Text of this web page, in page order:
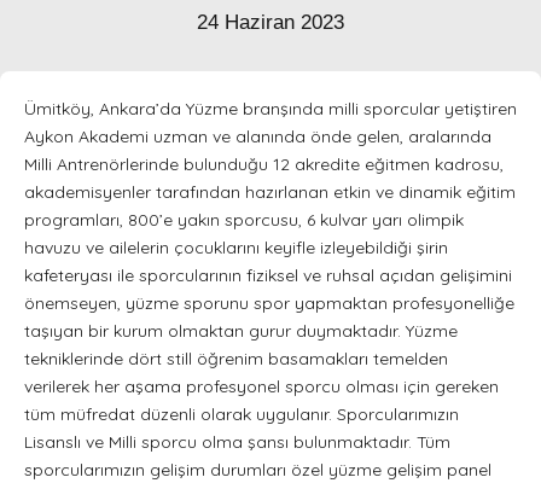
24 Haziran 2023
Ümitköy, Ankara’da Yüzme branşında milli sporcular yetiştiren
Aykon Akademi uzman ve alanında önde gelen, aralarında
Milli Antrenörlerinde bulunduğu 12 akredite eğitmen kadrosu,
akademisyenler tarafından hazırlanan etkin ve dinamik eğitim
programları, 800’e yakın sporcusu, 6 kulvar yarı olimpik
havuzu ve ailelerin çocuklarını keyifle izleyebildiği şirin
kafeteryası ile sporcularının fiziksel ve ruhsal açıdan gelişimini
önemseyen, yüzme sporunu spor yapmaktan profesyonelliğe
taşıyan bir kurum olmaktan gurur duymaktadır. Yüzme
tekniklerinde dört still öğrenim basamakları temelden
verilerek her aşama profesyonel sporcu olması için gereken
tüm müfredat düzenli olarak uygulanır. Sporcularımızın
Lisanslı ve Milli sporcu olma şansı bulunmaktadır. Tüm
sporcularımızın gelişim durumları özel yüzme gelişim panel